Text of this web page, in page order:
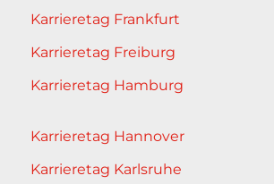
Karrieretag Frankfurt
Karrieretag Freiburg
Karrieretag Hamburg
Karrieretag Hannover
Karrieretag Karlsruhe